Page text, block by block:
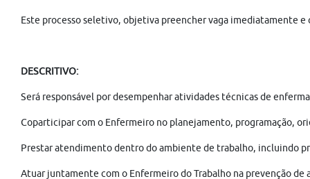
Este processo seletivo, objetiva preencher vaga imediatamente
DESCRITIVO:
Será responsável por desempenhar atividades técnicas de
Coparticipar com o Enfermeiro no planejamento, programação,
Prestar atendimento dentro do ambiente de trabalho, incluindo
Atuar juntamente com o Enfermeiro do Trabalho na prevenção de